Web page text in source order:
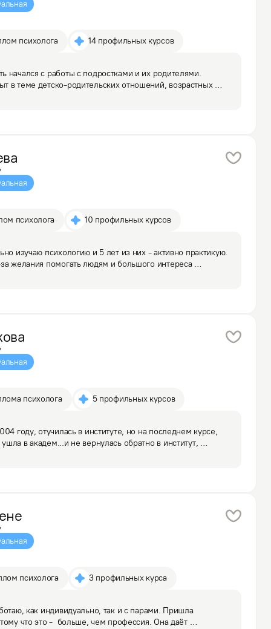
психолога 14 профильных курсов
с работы с подростками и их родителями.
в теме детско-родительских отношений, возрастных
проблемами с принятием себя, поиска своего
психолога 10 профильных курсов
изучаю психологию и 5 лет из них - активно практикую.
желания помогать людям и большого интереса
психолога 5 профильных курсов
году, отучилась в институте, но на последнем курсе,
в академ...и не вернулась обратно в институт,
навсегда врезались в память слова моего декана: "Вам
психолога 3 профильных курса
как индивидуально, так и с парами. Пришла
что это -  больше, чем профессия. Она даёт